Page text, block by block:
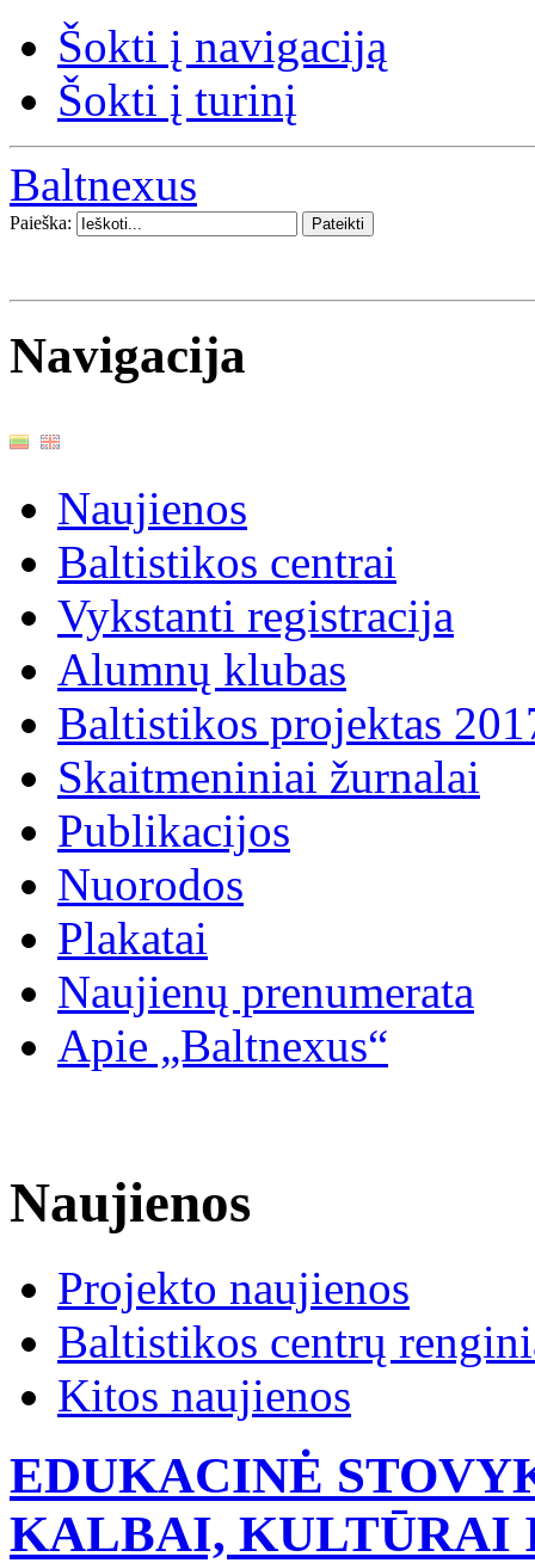
Šokti į navigaciją
Šokti į turinį
Baltnexus
Paieška:
Navigacija
Naujienos
Baltistikos centrai
Vykstanti registracija
Alumnų klubas
Baltistikos projektas
Skaitmeniniai žurnalai
Publikacijos
Nuorodos
Plakatai
Naujienų prenumerata
Apie „Baltnexus“
Naujienos
Projekto naujienos
Baltistikos centrų
Kitos naujienos
EDUKACINĖ
KALBAI, KULTŪRAI